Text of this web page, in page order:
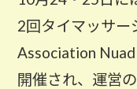
2回タイマッサ
Association
開催され、運営